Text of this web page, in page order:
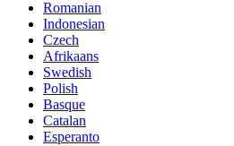
Romanian
Indonesian
Czech
Afrikaans
Swedish
Polish
Basque
Catalan
Esperanto